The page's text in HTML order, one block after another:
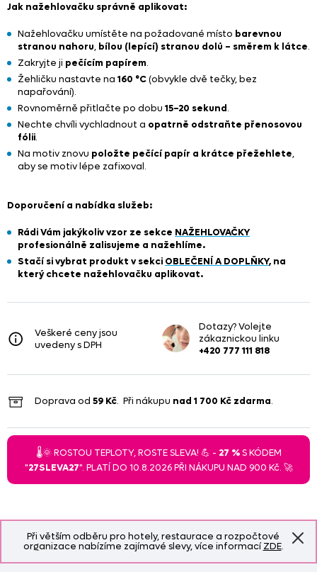
Při větším odběru pro hotely, restaurace a rozpočtové
organizace nabízíme zajímavé slevy, více informacíZDE.
Jak nažehlovačku správně aplikovat:
Nažehlovačku umístěte na požadované místo barevnou
stranou nahoru, bílou (lepící) stranou dolů – směrem k látce.
Zakryjte ji pečícím papírem.
Žehličku nastavte na 160 °C(obvykle dvě tečky, bez
napařování).
Rovnoměrně přitlačte po dobu 15–20 sekund.
Nechte chvíli vychladnout a opatrně odstraňte přenosovou
fólii.
Na motiv znovu položte pečící papír a krátce přežehlete,
aby se motiv lépe zafixoval.
Doporučení a nabídka služeb:
Rádi Vám jakýkoliv vzor ze sekce NAŽEHLOVAČKY
profesionálně zalisujeme a nažehlíme.
Stačí si vybrat produkt v sekci OBLEČENÍ A DOPLŇKY, na
který chcete nažehlovačku aplikovat.
Veškeré ceny jsou
uvedeny s DPH
Dotazy? Volejte
zákaznickou linku
+420 777 111 818
Doprava od 59 Kč. Při nákupu nad 1 700 Kč zdarma.
🌡️🌞 ROSTOU TEPLOTY, ROSTE SLEVA! 💪 - 27 %S KÓDEM
"27SLEVA27". PLATÍ DO 10.8.2026 PŘI NÁKUPU NAD 900 Kč. 🚀